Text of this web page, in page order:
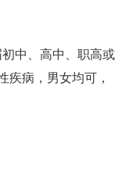
中、高中、职高或
疾病，男女均可，